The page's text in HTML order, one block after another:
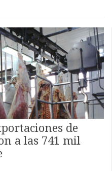
de
a las 741 mil